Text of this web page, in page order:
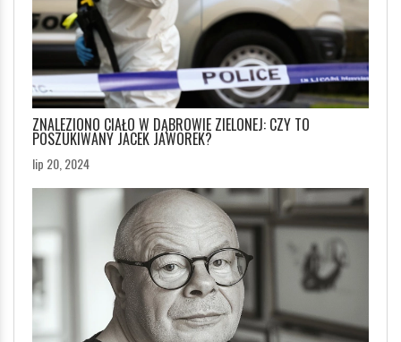
ZNALEZIONO CIAŁO W DĄBROWIE ZIELONEJ: CZY TO
POSZUKIWANY JACEK JAWOREK?
lip 20, 2024